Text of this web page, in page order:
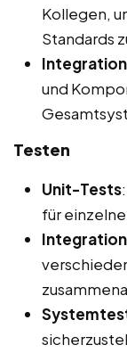
Kollegen,
Standards
Integration
und
Testen
Unit-Tests
für